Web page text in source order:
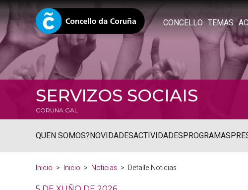
CONCELLO TEMAS
SERVIZOS SOCIAIS
CORUNA.GAL
QUEN SOMOS?NOVIDADESACTIVIDADESPROGRAMAS
Inicio Inicio Noticias Detalle Noticias